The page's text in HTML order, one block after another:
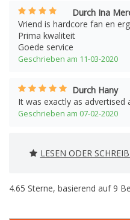
Durch Ina
Vriend is hardcore fan en
Prima kwaliteit
Goede service
Geschrieben am 11-03-2020
Durch Hany
It was exactly as advertised
Geschrieben am 07-02-2020
LESEN ODER
4.65 Sterne, basierend auf9